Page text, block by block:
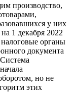
производство,
у них
1 декабря 2022
налоговые органы
документа
но не
этих